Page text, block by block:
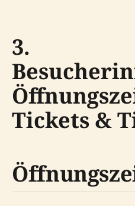
3.
Tickets &